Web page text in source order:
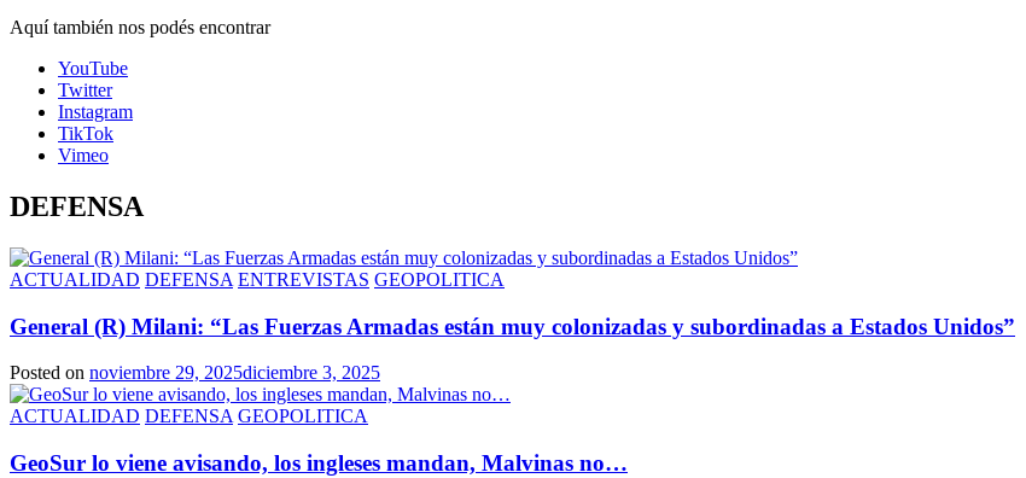
Aquí también nos podés encontrar
YouTube
Twitter
Instagram
TikTok
Vimeo
DEFENSA
ACTUALIDAD DEFENSA ENTREVISTAS GEOPOLITICA
General (R) Milani: “Las Fuerzas Armadas están muy colonizadas y subordinadas a Estados Unidos”
Posted on noviembre 29, 2025diciembre 3, 2025
ACTUALIDAD DEFENSA GEOPOLITICA
GeoSur lo viene avisando, los ingleses mandan, Malvinas no…